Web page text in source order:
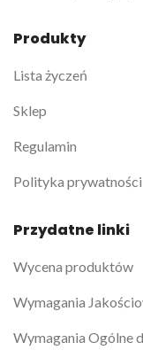
Produkty
Lista życzeń
Sklep
Regulamin
Polityka prywatności
Przydatne linki
Wycena produktów
Wymagania
Wymagania Ogólne